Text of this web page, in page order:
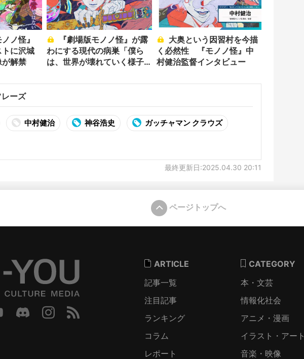
ノ怪』
に沢城
解禁
わにする現代の病巣「僕ら
は、世界が壊れていく様子
く必然性 『モノノ怪』中
村健治監督インタビュー
ーズ
中村健治 神谷浩史 ガッチャマン クラウズ
最終更新日:2025.04.30 20:11
ページトップへ
ARTICLE
記事一覧
注目記事
ランキング
コラム
レポート
CATEGORY
本・文芸
情報化社会
アニメ・漫画
イラスト・アート
音楽・映像